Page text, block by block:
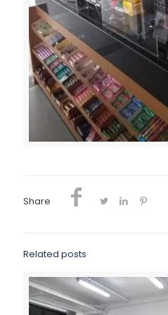
Share
Related posts